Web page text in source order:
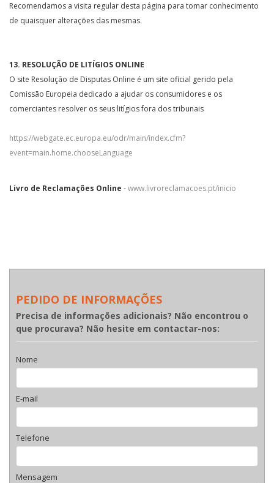
Recomendamos a visita regular desta página para tomar conhecimento
de quaisquer alterações das mesmas.
13. RESOLUÇÃO DE LITÍGIOS ONLINE
O site Resolução de Disputas Online é um site oficial gerido pela
Comissão Europeia dedicado a ajudar os consumidores e os
comerciantes resolver os seus litígios fora dos tribunais
https://webgate.ec.europa.eu/odr/main/index.cfm?
event=main.home.chooseLanguage
Livro de Reclamações Online -www.livroreclamacoes.pt/inicio
PEDIDO DE INFORMAÇÕES
Precisa de informações adicionais? Não encontrou o
que procurava? Não hesite em contactar-nos:
Nome
E-mail
Telefone
Mensagem